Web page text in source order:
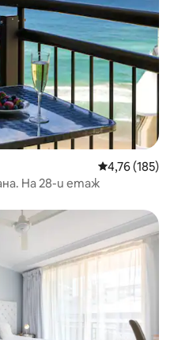
Средна
4,76 (185)
На 28-и етаж